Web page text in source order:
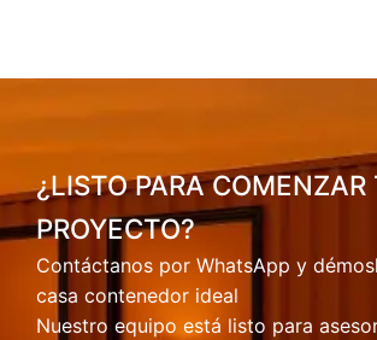
¿LISTO PARA COMENZAR
PROYECTO?
Contáctanos por WhatsApp y
casa contenedor ideal
Nuestro equipo está listo para